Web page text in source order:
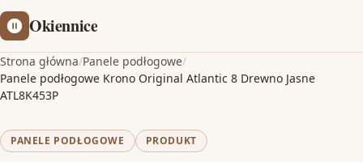
Okiennice
Strona główna/Panele podłogowe/
Panele podłogowe Krono Original Atlantic 8 Drewno Jasne
ATL8K453P
PANELE PODŁOGOWE PRODUKT